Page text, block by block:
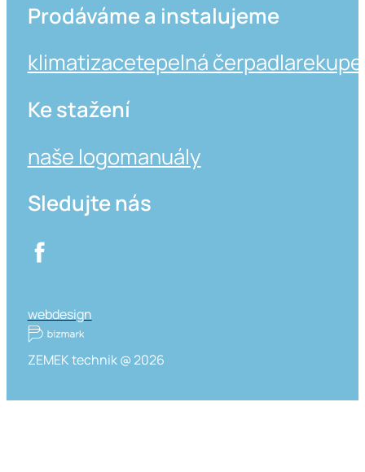
Prodáváme a instalujeme
klimatizacetepelná čerpadla
Ke stažení
naše logomanuály
Sledujte nás
webdesign
ZEMEK technik @ 2026